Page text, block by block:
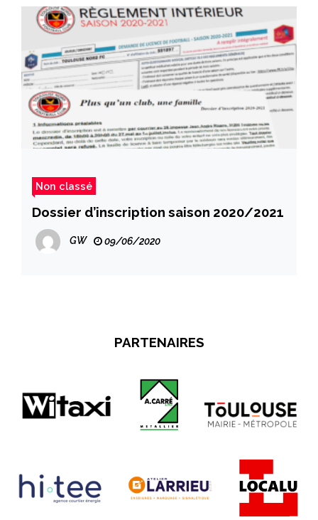
Non classé
Dossier d’inscription saison 2020/2021
GW 09/06/2020
PARTENAIRES